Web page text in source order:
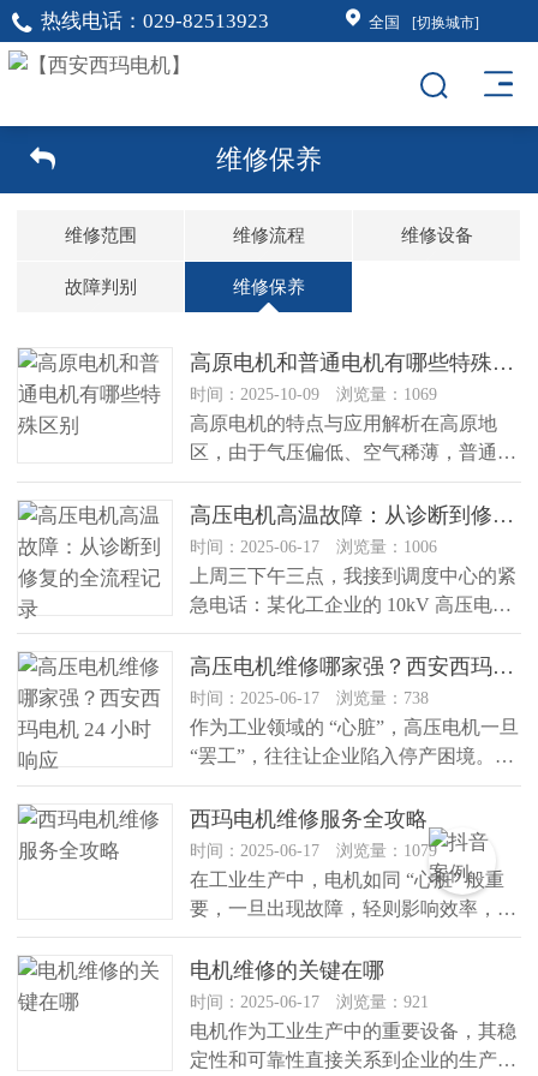
热线电话： 029-82513923 全国 [切换城市]
维修保养
维修范围 维修流程 维修设备
故障判别 维修保养
高原电机和普通电机有哪些特殊区别
时间：2025-10-09 浏览量：1069
高原电机的特点与应用解析在高原地
区，由于气压偏低、空气稀薄，普通电
机在运行过程中往往会遇到一些问
题，...
高压电机高温故障：从诊断到修复的全流程记录
时间：2025-06-17 浏览量：1006
上周三下午三点，我接到调度中心的紧
急电话：某化工企业的 10kV 高压电机
运行时温度飙升至 165℃...
高压电机维修哪家强？西安西玛电机 24 小时响应
时间：2025-06-17 浏览量：738
作为工业领域的 “心脏”，高压电机一旦
“罢工”，往往让企业陷入停产困境。今
天咱们聊聊西安西玛电机（...
西玛电机维修服务全攻略
时间：2025-06-17 浏览量：1079
在工业生产中，电机如同 “心脏” 般重
要，一旦出现故障，轻则影响效率，重
则导致停产。作为深耕电机领域...
电机维修的关键在哪
时间：2025-06-17 浏览量：921
电机作为工业生产中的重要设备，其稳
定性和可靠性直接关系到企业的生产效